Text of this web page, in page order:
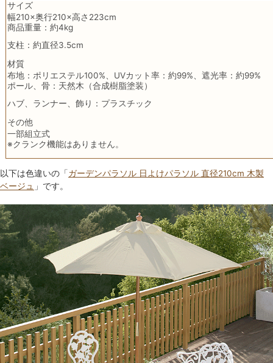
サイズ
幅210×奥行210×高さ223cm
商品重量：約4kg
支柱：約直径3.5cm
材質
布地：ポリエステル100%、UVカット率：約99%、遮光率：約99%
ポール、骨：天然木（合成樹脂塗装）
ハブ、ランナー、飾り：プラスチック
その他
一部組立式
※クランク機能はありません。
以下は色違いの「ガーデンパラソル 日よけパラソル 直径210cm 木製
ベージュ 」です。